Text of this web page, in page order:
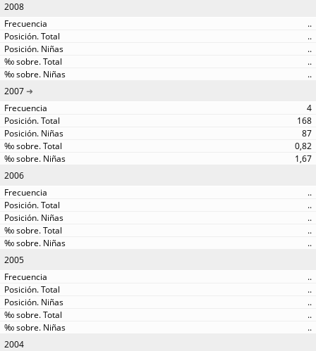
2008
..
..
..
..
..
2007
4
168
87
0,82
1,67
2006
..
..
..
..
..
2005
..
..
..
..
..
2004